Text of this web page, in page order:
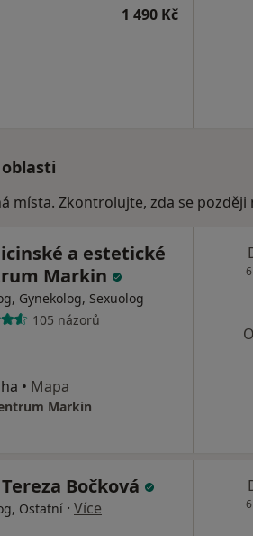
1 490 Kč
místa. Zkontrolujte, zda se
a estetické
Markin
Gynekolog, Sexuolog
105 názorů
• Mapa
Markin
Bočková
Ostatní · Více